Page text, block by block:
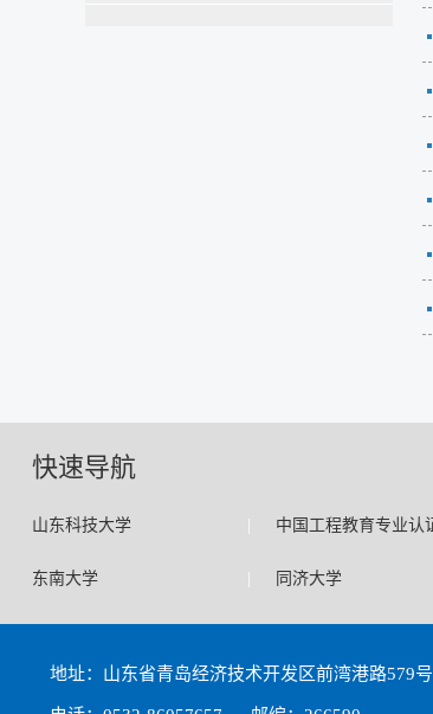
快速导航
山东科技大学 | 中国工程教育专业认
东南大学 | 同济大学
地址：山东省青岛经济技术开发区前湾港路579